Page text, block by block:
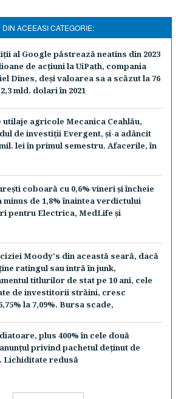
DIN ACEEASI CATEGORIE:
al Google păstrează neatins din 2023
de acţiuni la UiPath, compania
Dines, deşi valoarea sa a scăzut la 76
mld. dolari în 2021
agricole Mecanica Ceahlău,
de investiţii Evergent, şi-a adâncit
lei în primul semestru. Afacerile, în
coboară cu 0,6% vineri şi încheie
minus de 1,8% înaintea verdictului
pentru Electrica, MedLife şi
Moody's din această seară, dacă
ratingul sau intră în junk,
titlurilor de stat pe 10 ani, cele
de investitorii străini, cresc
la 7,09%. Bursa scade,
plus 400% în cele două
privind pachetul deţinut de
Lichiditate redusă